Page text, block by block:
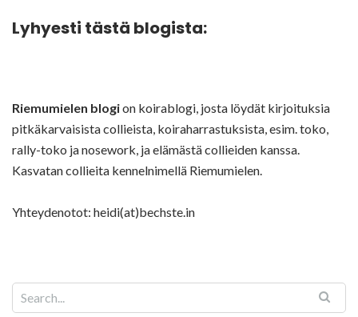
Lyhyesti tästä blogista:
Riemumielen blogion koirablogi, josta löydät kirjoituksia
pitkäkarvaisista collieista, koiraharrastuksista, esim. toko,
rally-toko ja nosework, ja elämästä collieiden kanssa.
Kasvatan collieita kennelnimellä Riemumielen.
Yhteydenotot: heidi(at)bechste.in